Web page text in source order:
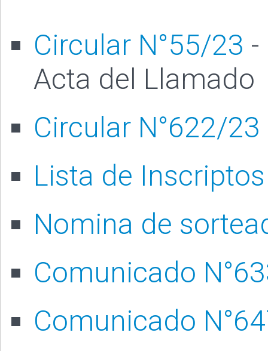
Circular N°55/23 -
Acta del Llamado
Circular N°622/23
Lista de Inscriptos
Nomina de
Comunicado
Comunicado